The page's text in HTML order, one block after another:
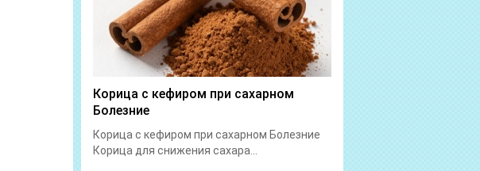
Корица с кефиром при сахарном
Болезние
Корица с кефиром при сахарном Болезние
Корица для снижения сахара...